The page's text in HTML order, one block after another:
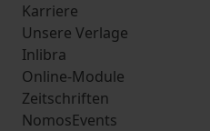
Karriere
Unsere Verlage
Inlibra
Online-Module
Zeitschriften
NomosEvents